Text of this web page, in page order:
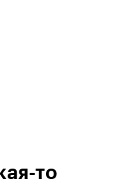
то